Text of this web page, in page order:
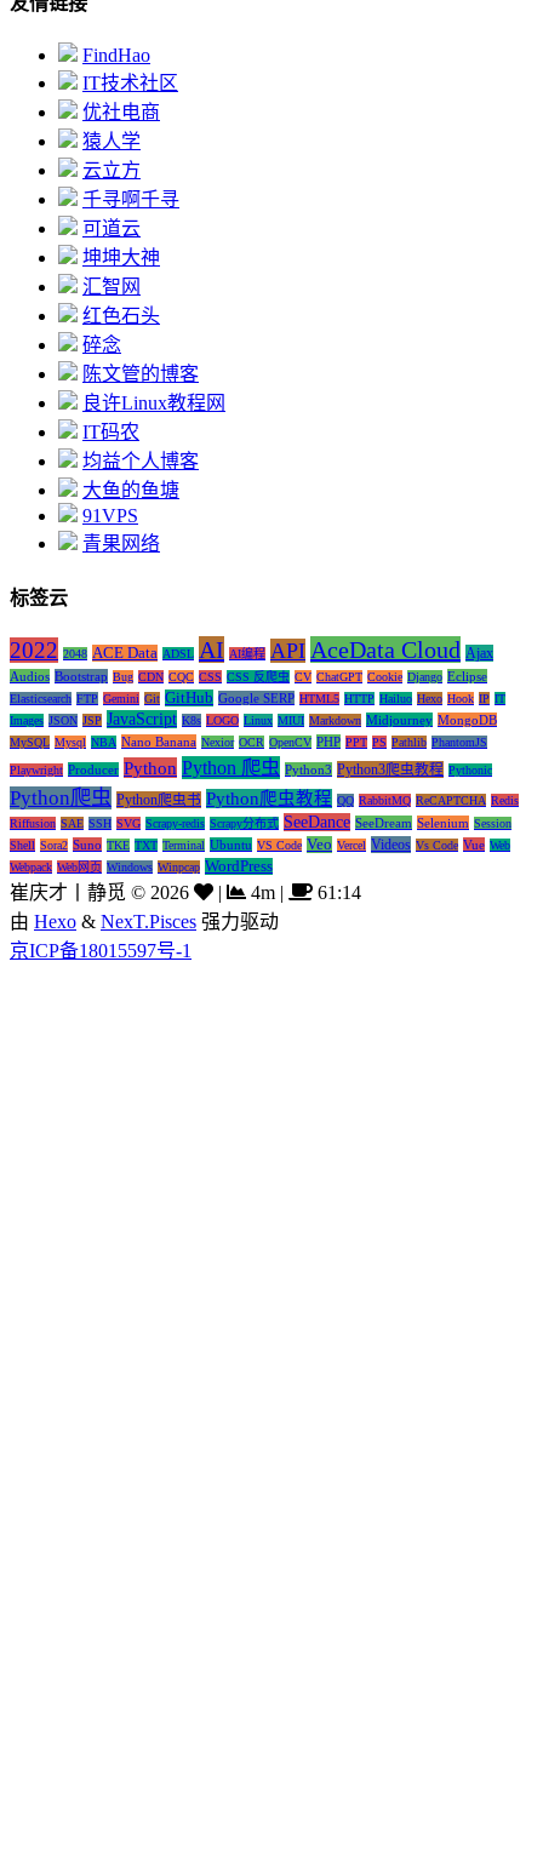
FindHao
IT技术社区
优社电商
猿人学
云立方
千寻啊千寻
可道云
坤坤大神
汇智网
红色石头
碎念
陈文管的博客
良许Linux教程网
IT码农
均益个人博客
大鱼的鱼塘
91VPS
青果网络
标签云
2022 2048 ACE Data ADSL AI AI编程 API AceData Cloud Ajax
Audios Bootstrap Bug CDN CQC CSS CSS 反爬虫 CV ChatGPT Cookie Django Eclipse
Elasticsearch FTP Gemini Git GitHub Google SERP HTML5 HTTP Hailuo Hexo Hook IP IT
Images JSON JSP JavaScript K8s LOGO Linux MIUI Markdown Midjourney MongoDB
MySQL Mysql NBA Nano Banana Nexior OCR OpenCV PHP PPT PS Pathlib PhantomJS
Playwright Producer Python Python 爬虫 Python3 Python3爬虫教程 Pythonic
Python爬虫 Python爬虫书 Python爬虫教程 QQ RabbitMQ ReCAPTCHA Redis
Riffusion SAE SSH SVG Scrapy-redis Scrapy分布式 SeeDance SeeDream Selenium Session
Shell Sora2 Suno TKE TXT Terminal Ubuntu VS Code Veo Vercel Videos Vs Code Vue Web
Webpack Web网页 Windows Winpcap WordPress
崔庆才丨静觅 © 2026 | 4m |
61:14
由 Hexo & NexT.Pisces 强力驱动
京ICP备18015597号-1